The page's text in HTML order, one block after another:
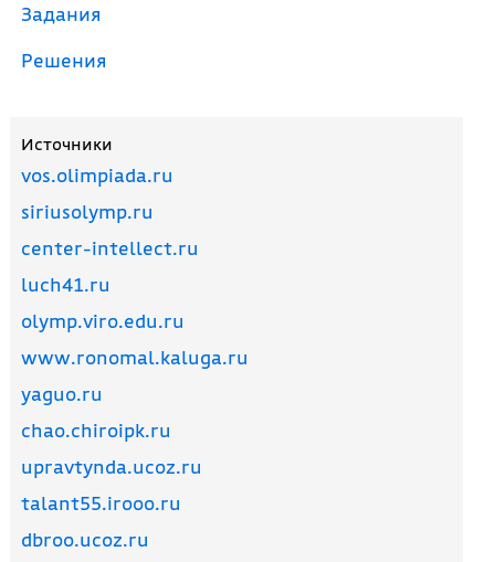
Задания
Решения
Источники
vos.olimpiada.ru
siriusolymp.ru
center-intellect.ru
luch41.ru
olymp.viro.edu.ru
www.ronomal.kaluga.ru
yaguo.ru
chao.chiroipk.ru
upravtynda.ucoz.ru
talant55.irooo.ru
dbroo.ucoz.ru